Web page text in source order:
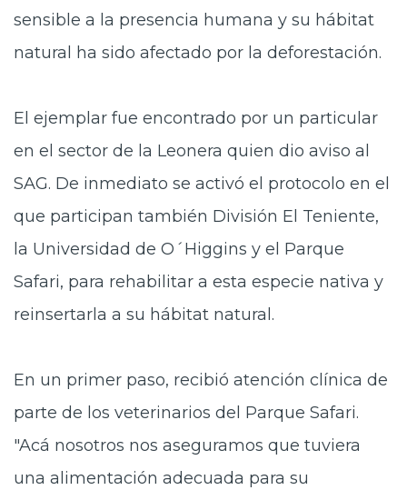
sensible a la presencia humana y su hábitat
natural ha sido afectado por la deforestación.
El ejemplar fue encontrado por un particular
en el sector de la Leonera quien dio aviso al
SAG. De inmediato se activó el protocolo en el
que participan también División El Teniente,
la Universidad de O´Higgins y el Parque
Safari, para rehabilitar a esta especie nativa y
reinsertarla a su hábitat natural.
En un primer paso, recibió atención clínica de
parte de los veterinarios del Parque Safari.
"Acá nosotros nos aseguramos que tuviera
una alimentación adecuada para su